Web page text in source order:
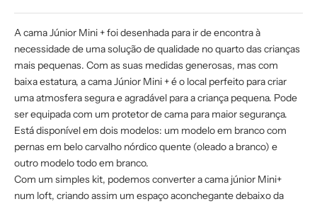
A cama Júnior Mini + foi desenhada para ir de encontra à
necessidade de uma solução de qualidade no quarto das crianças
mais pequenas. Com as suas medidas generosas, mas com
baixa estatura, a cama Júnior Mini + é o local perfeito para criar
uma atmosfera segura e agradável para a criança pequena. Pode
ser equipada com um protetor de cama para maior segurança.
Está disponível em dois modelos: um modelo em branco com
pernas em belo carvalho nórdico quente (oleado a branco) e
outro modelo todo em branco.
Com um simples kit, podemos converter a cama júnior Mini+
num loft, criando assim um espaço aconchegante debaixo da